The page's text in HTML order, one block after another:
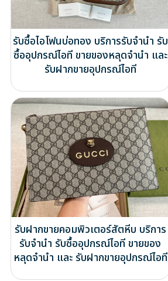
รับซื้อไอโฟนบ่อทอง บริการรับจำนำ รับ
ซื้ออุปกรณ์ไอที ขายของหลุดจำนำ และ
รับฝากขายอุปกรณ์ไอที
รับฝากขายคอมพิวเตอร์สัตหีบ บริการ
รับจำนำ รับซื้ออุปกรณ์ไอที ขายของ
หลุดจำนำ และ รับฝากขายอุปกรณ์ไอที